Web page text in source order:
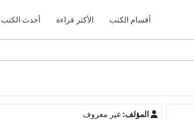
أقسام الكتب الأكثر قراءة أحدث الكتب
المؤلف: غير معروف